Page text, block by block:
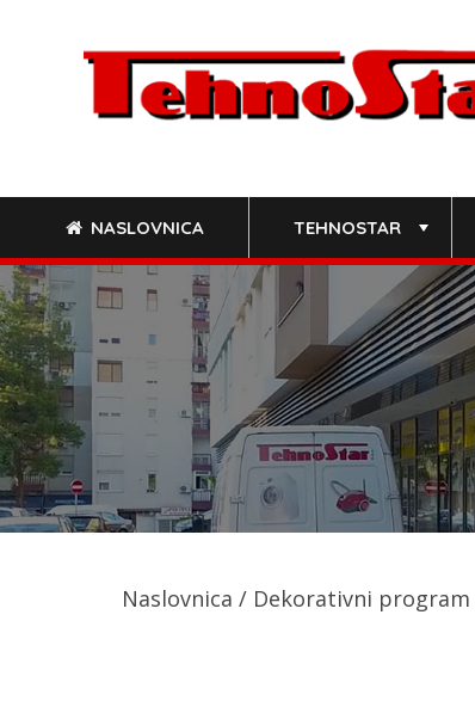
NASLOVNICA TEHNOSTAR
Naslovnica / Dekorativni program